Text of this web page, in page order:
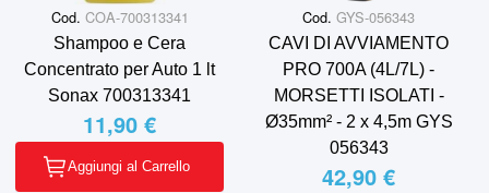
Cod. COA-700313341
Shampoo e Cera
Concentrato per Auto 1 lt
Sonax 700313341
11,90 €
Aggiungi al Carrello
Cod. GYS-056343
CAVI DI AVVIAMENTO
PRO 700A (4L/7L) -
MORSETTI ISOLATI -
Ø35mm² - 2 x 4,5m GYS
056343
42,90 €